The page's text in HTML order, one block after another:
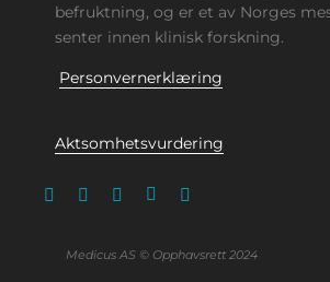
befruktning, og er et av Norges
senter innen klinisk forskning.
Personvernerklæring
Aktsomhetsvurdering
Medicus AS © Opphavsrett 2024